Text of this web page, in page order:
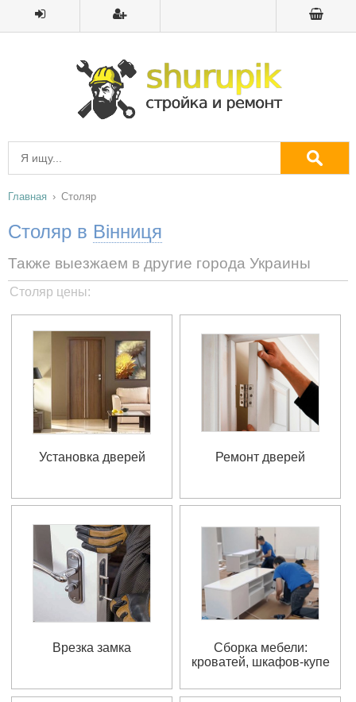
Главная Столяр
Столяр в Вінниця
Также выезжаем в другие города Украины
Столяр цены:
Установка дверей Ремонт дверей
Врезка замка
Сборка мебели:
кроватей, шкафов-купе